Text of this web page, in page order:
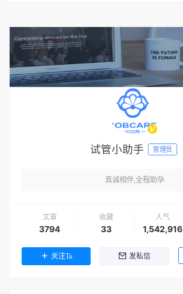
试管小助手 管理员
真诚相伴,全程助孕
文章
3794
收藏
33
人气
1,542,916
关注Ta 发私信